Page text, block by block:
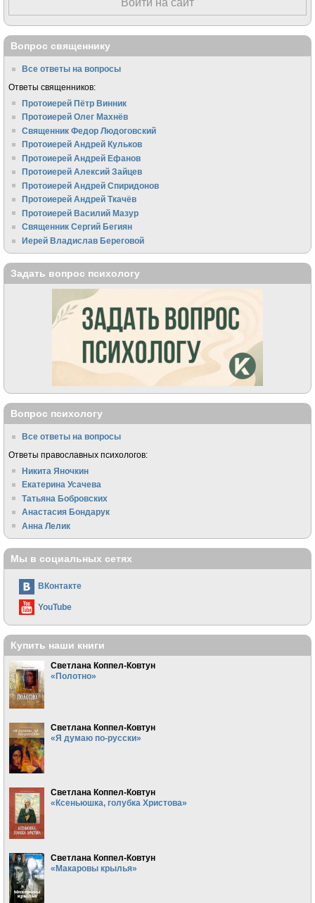
Войти на сайт
Вопрос священнику
Все ответы на вопросы
Ответы священников:
Протоиерей Пётр Винник
Протоиерей Олег Махнёв
Священник Федор Людоговский
Протоиерей Андрей Кульков
Протоиерей Андрей Ефанов
Протоиерей Алексий Зайцев
Протоиерей Андрей Спиридонов
Протоиерей Андрей Ткачёв
Протоиерей Василий Мазур
Священник Сергий Бегиян
Иерей Владислав Береговой
Задать вопрос психологу
Вопрос психологу
Все ответы на вопросы
Ответы православных психологов:
Никита Яночкин
Екатерина Усачева
Татьяна Бобровских
Анастасия Бондарук
Анна Лелик
Мы в социальных сетях
ВКонтакте
YouTube
Купить наши книги
Светлана Коппел-Ковтун
«Полотно»
Светлана Коппел-Ковтун
«Я думаю по-русски»
Светлана Коппел-Ковтун
«Ксеньюшка, голубка Христова»
Светлана Коппел-Ковтун
«Макаровы крылья»